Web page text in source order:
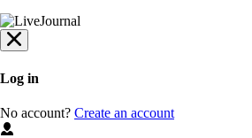
Log in
No account? Create an account